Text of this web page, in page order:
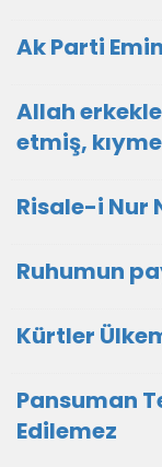
Ak Parti
Allah
etmiş,
Risale-i Nur
Ruhumun
Kürtler
Pansuman
Edilemez